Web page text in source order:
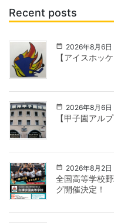
Recent posts
2026年8月6日
【アイスホッ
2026年8月6日
【甲子園アル
2026年8月2日
全国高等学校
グ開催決定！